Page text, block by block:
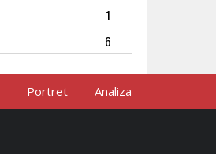
1
6
Portret Analiza